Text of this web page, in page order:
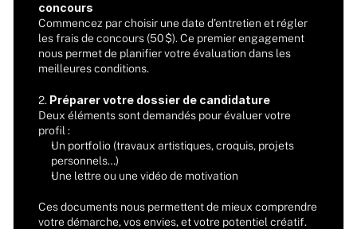
concours
Commencez par choisir une date d’entretien et régler
les frais de concours (50 $). Ce premier engagement
nous permet de planifier votre évaluation dans les
meilleures conditions.
2. Préparer votre dossier de candidature
Deux éléments sont demandés pour évaluer votre
profil :
Un portfolio (travaux artistiques, croquis, projets
personnels…)
Une lettre ou une vidéo de motivation
Ces documents nous permettent de mieux comprendre
votre démarche, vos envies, et votre potentiel créatif.